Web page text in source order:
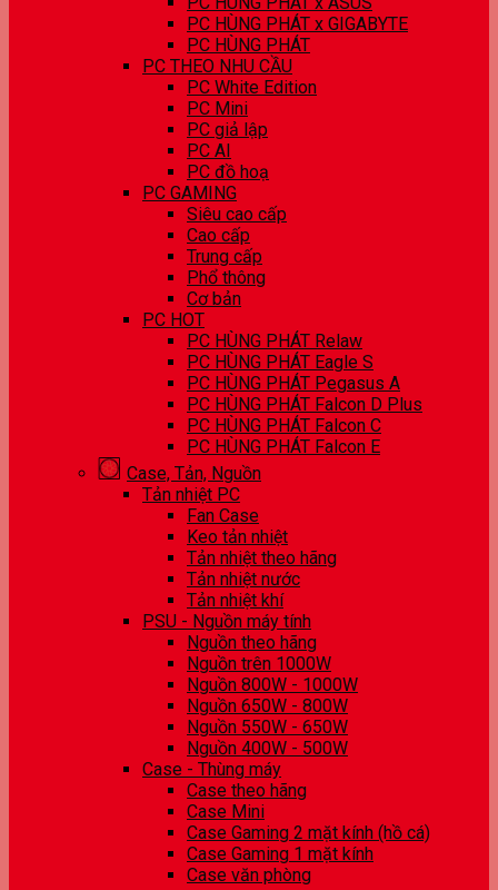
PC HÙNG PHÁT x GIGABYTE
PC HÙNG PHÁT
PC THEO NHU CẦU
PC White Edition
PC Mini
PC giả lập
PC AI
PC đồ hoạ
PC GAMING
Siêu cao cấp
Cao cấp
Trung cấp
Phổ thông
Cơ bản
PC HOT
PC HÙNG PHÁT Relaw
PC HÙNG PHÁT Eagle S
PC HÙNG PHÁT Pegasus A
PC HÙNG PHÁT Falcon D Plus
PC HÙNG PHÁT Falcon C
PC HÙNG PHÁT Falcon E
Case, Tản, Nguồn
Tản nhiệt PC
Fan Case
Keo tản nhiệt
Tản nhiệt theo hãng
Tản nhiệt nước
Tản nhiệt khí
PSU - Nguồn máy tính
Nguồn theo hãng
Nguồn trên 1000W
Nguồn 800W - 1000W
Nguồn 650W - 800W
Nguồn 550W - 650W
Nguồn 400W - 500W
Case - Thùng máy
Case theo hãng
Case Mini
Case Gaming 2 mặt kính (hồ cá)
Case Gaming 1 mặt kính
Case văn phòng